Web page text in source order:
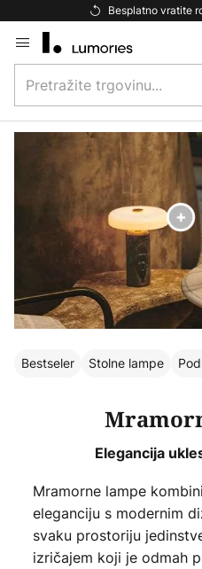
Besplatna
to
Content
trgovinu...
Bestseler Stolne lampe
Elegancija
Mramorne lampe
eleganciju s modernim
svaku prostoriju
izričajem koji je odmah